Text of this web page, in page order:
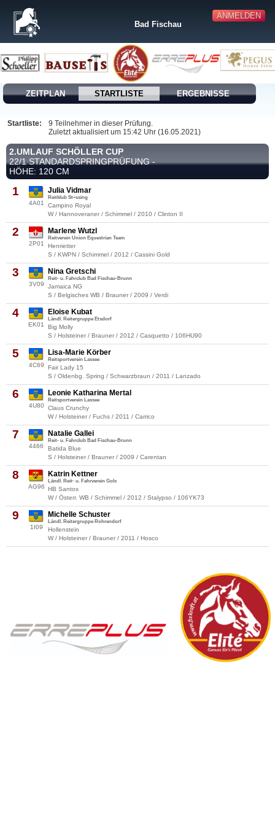
ANMELDEN
Bad Fischau
ZEITPLAN STARTLISTE ERGEBNISSE
Startliste:
9 Teilnehmer in dieser Prüfung.
Zuletzt aktualisiert um 15:42 Uhr (16.05.2021)
2.UMLAUF SCHÖLLER CUP
22/1 STANDARDSPRINGPRÜFUNG -
HÖHE: 120 CM
1
4A01
Julia Vidmar
Reitklub St÷ssing
Campino Royal
W / Hannoveraner / Schimmel / 2010 / Clinton II
2
2P01
Marlene Wutzl
Reitverein Union Equestrian Team
Henrietter
S / KWPN / Schimmel / 2012 / Cassini Gold
3
3V09
Nina Gretschi
Reit- u. Fahrclub Bad Fischau-Brunn
Jamaica NG
S / Belgisches WB / Brauner / 2009 / Verdi
4
EK01
Eloise Kubat
Ländl. Reitergruppe Etsdorf
Big Molly
S / Holsteiner / Brauner / 2012 / Casquetto / 106HU90
5
4C69
Lisa-Marie Körber
Reitsportverein Lassee
Fair Lady 15
S / Oldenbg. Spring / Schwarzbraun / 2011 / Lanzado
6
4U80
Leonie Katharina Mertal
Reitsportverein Lassee
Claus Crunchy
W / Holsteiner / Fuchs / 2011 / Carrico
7
4466
Natalie Gallei
Reit- u. Fahrclub Bad Fischau-Brunn
Batida Blue
S / Holsteiner / Brauner / 2009 / Carentan
8
AG96
Katrin Kettner
Ländl. Reit- u. Fahrverein Gols
HB Santos
W / Österr. WB / Schimmel / 2012 / Stalypso / 106YK73
9
1I09
Michelle Schuster
Ländl. Reitergruppe Rohrendorf
Hollenstein
W / Holsteiner / Brauner / 2011 / Hosco